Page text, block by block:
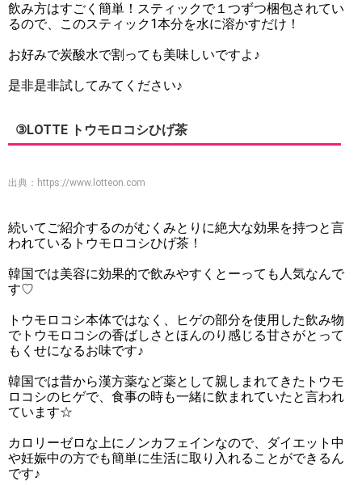
飲み方はすごく簡単！スティックで１つずつ梱包されてい
るので、このスティック1本分を水に溶かすだけ！
お好みで炭酸水で割っても美味しいですよ♪
是非是非試してみてください♪
③LOTTE トウモロコシひげ茶
出典： https://www.lotteon.com
続いてご紹介するのがむくみとりに絶大な効果を持つと言
われているトウモロコシひげ茶！
韓国では美容に効果的で飲みやすくとーっても人気なんで
す♡
トウモロコシ本体ではなく、ヒゲの部分を使用した飲み物
でトウモロコシの香ばしさとほんのり感じる甘さがとって
もくせになるお味です♪
韓国では昔から漢方薬など薬として親しまれてきたトウモ
ロコシのヒゲで、食事の時も一緒に飲まれていたと言われ
ています☆
カロリーゼロな上にノンカフェインなので、ダイエット中
や妊娠中の方でも簡単に生活に取り入れることができるん
です♪